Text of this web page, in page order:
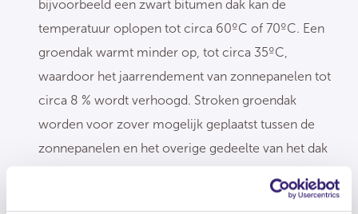
bijvoorbeeld een zwart bitumen dak kan de
temperatuur oplopen tot circa 60ºC of 70ºC. Een
groendak warmt minder op, tot circa 35ºC,
waardoor het jaarrendement van zonnepanelen tot
circa 8 % wordt verhoogd. Stroken groendak
worden voor zover mogelijk geplaatst tussen de
zonnepanelen en het overige gedeelte van het dak
zonnepanelen kan - doordat er minder licht en